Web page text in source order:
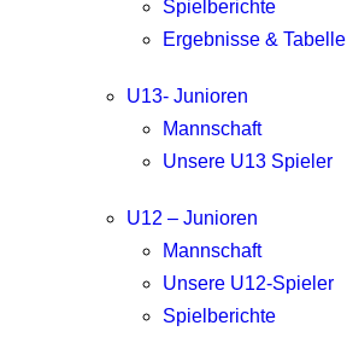
Spielberichte
Ergebnisse & Tabelle
U13- Junioren
Mannschaft
Unsere U13 Spieler
U12 – Junioren
Mannschaft
Unsere U12-Spieler
Spielberichte